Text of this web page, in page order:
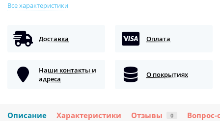
Все характеристики
Доставка Оплата
Наши контакты и
адреса
О покрытиях
Описание Характеристики Отзывы 0 Вопрос-